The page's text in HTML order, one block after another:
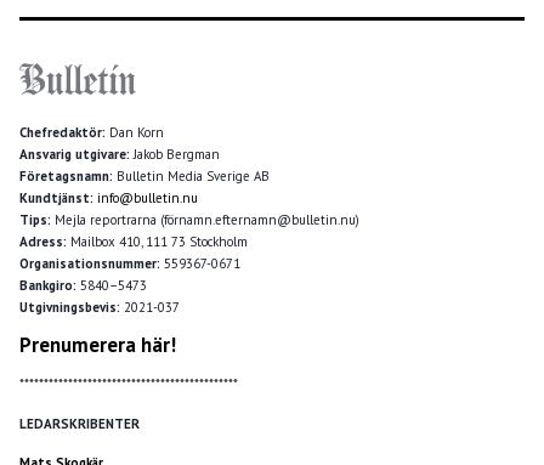
Chefredaktör: Dan Korn
Ansvarig utgivare: Jakob Bergman
Företagsnamn: Bulletin Media Sverige AB
Kundtjänst: info@bulletin.nu
Tips: Mejla reportrarna (förnamn.efternamn@bulletin.nu)
Adress: Mailbox 410, 111 73 Stockholm
Organisationsnummer: 559367-0671
Bankgiro: 5840–5473
Utgivningsbevis: 2021-037
Prenumerera här!
*********************************************
LEDARSKRIBENTER